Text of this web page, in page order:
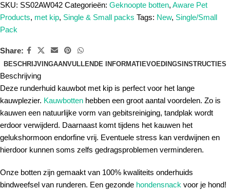
SKU: SS02AW042 Categorieën: Geknoopte botten, Aware Pet
Products, met kip, Single & Small packs Tags: New, Single/Small
Pack
Share:
BESCHRIJVINGAANVULLENDE INFORMATIEVOEDINGSINSTRUCTIES
Beschrijving
Deze runderhuid kauwbot met kip is perfect voor het lange
kauwplezier. Kauwbotten hebben een groot aantal voordelen. Zo is
kauwen een natuurlijke vorm van gebitsreiniging, tandplak wordt
erdoor verwijderd. Daarnaast komt tijdens het kauwen het
gelukshormoon endorfine vrij. Eventuele stress kan verdwijnen en
hierdoor kunnen soms zelfs gedragsproblemen verminderen.
Onze botten zijn gemaakt van 100% kwaliteits onderhuids
bindweefsel van runderen. Een gezonde hondensnack voor je hond!